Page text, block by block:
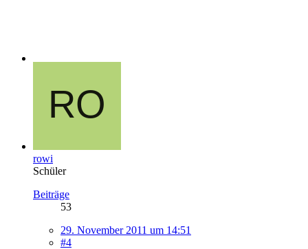
rowi
Schüler
Beiträge
53
29. November 2011 um 14:51
#4